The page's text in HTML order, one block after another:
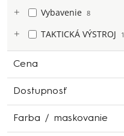
Vybavenie 8
TAKTICKÁ VÝSTROJ 1
Cena
Dostupnosť
Farba / maskovanie